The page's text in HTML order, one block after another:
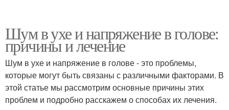
Шум в ухе и напряжение в голове:
причины и лечение
Шум в ухе и напряжение в голове - это проблемы,
которые могут быть связаны с различными факторами. В
этой статье мы рассмотрим основные причины этих
проблем и подробно расскажем о способах их лечения.